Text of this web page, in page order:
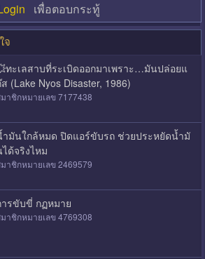
เพื่อตอบกระทู้
จ
ทะเลสาบที่ระเบิดออกมาเพราะ…มันปล่อยแ
(Lake Nyos Disaster, 1986)
าชิกหมายเลข 7177438
มันใกล้หมด ปิดแอร์ขับรถ ช่วยประหยัดน้ำมั
ด้จริงไหม
าชิกหมายเลข 2469579
ารขับขี่ กฏหมาย
าชิกหมายเลข 4769308